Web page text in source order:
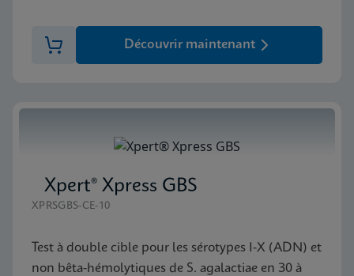
Découvrir maintenant
Xpert® Xpress GBS
XPRSGBS-CE-10
Test à double cible pour les sérotypes I-X (ADN) et
non bêta-hémolytiques de S. agalactiae en 30 à